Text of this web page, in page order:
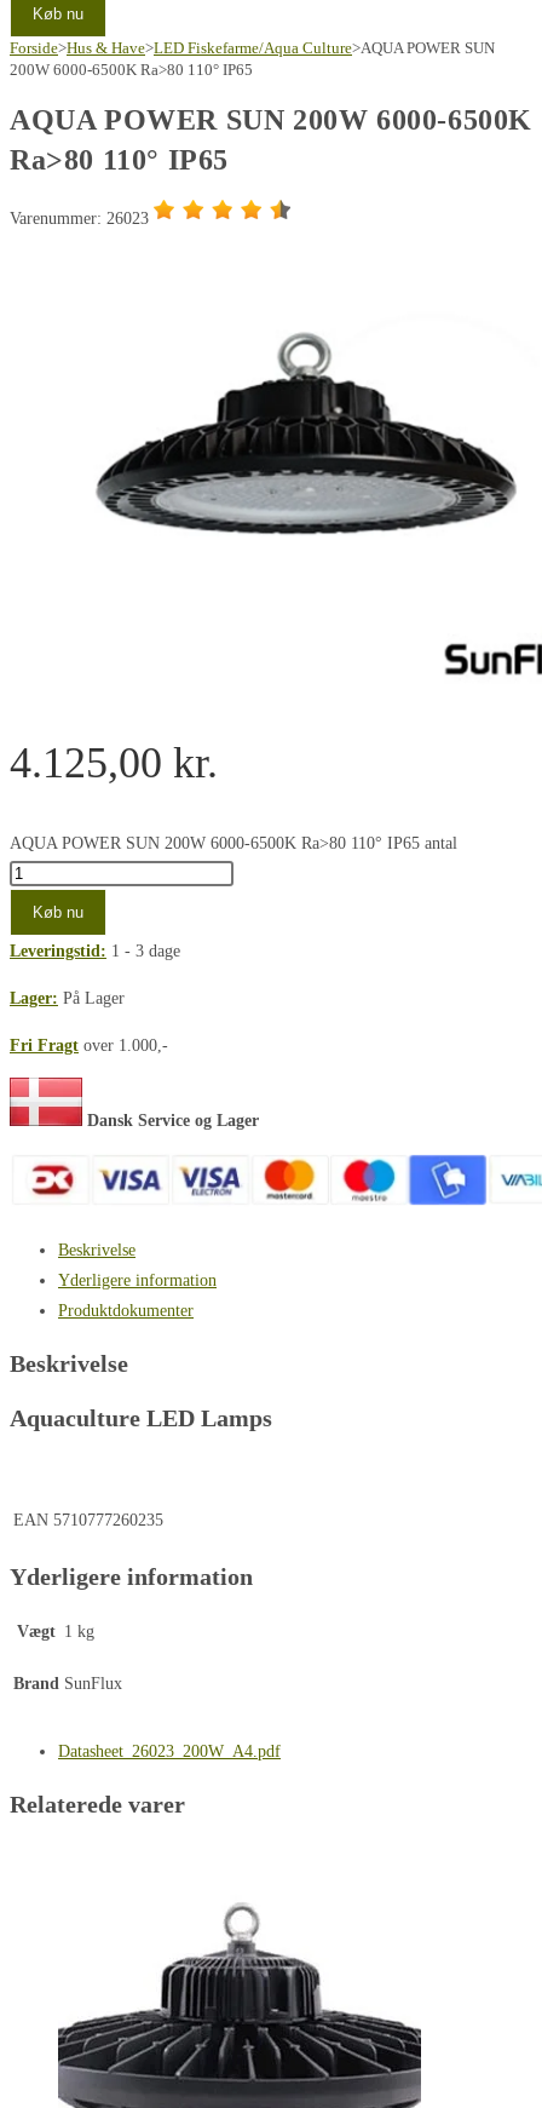
Køb nu
Forside>Hus & Have>LED Fiskefarme/Aqua Culture>AQUA POWER SUN
200W 6000-6500K Ra>80 110° IP65
AQUA POWER SUN 200W 6000-6500K
Ra>80 110° IP65
Varenummer: 26023
4.125,00 kr.
AQUA POWER SUN 200W 6000-6500K Ra>80 110° IP65 antal
Køb nu
Leveringstid: 1 - 3 dage
Lager: På Lager
Fri Fragt over 1.000,-
Dansk Service og Lager
Beskrivelse
Yderligere information
Produktdokumenter
Beskrivelse
Aquaculture LED Lamps
EAN 5710777260235
Yderligere information
Vægt 1 kg
Brand SunFlux
Datasheet_26023_200W_A4.pdf
Relaterede varer